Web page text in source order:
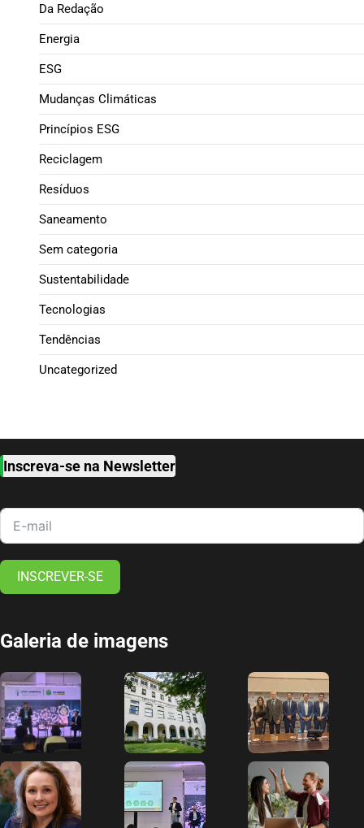
Da Redação
Energia
ESG
Mudanças Climáticas
Princípios ESG
Reciclagem
Resíduos
Saneamento
Sem categoria
Sustentabilidade
Tecnologias
Tendências
Uncategorized
Inscreva-se na Newsletter
INSCREVER-SE
Galeria de imagens